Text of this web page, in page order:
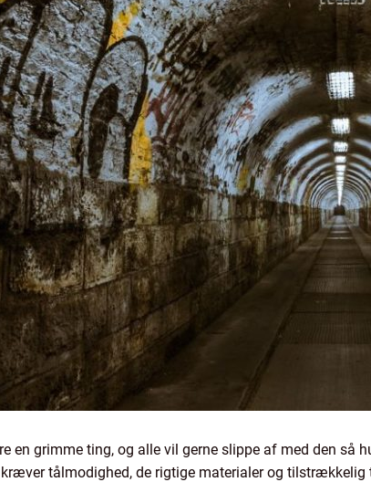
en grimme ting, og alle vil gerne slippe af med den
kræver tålmodighed, de rigtige materialer og